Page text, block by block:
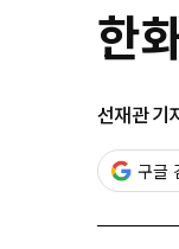
한
선재관 기
구글